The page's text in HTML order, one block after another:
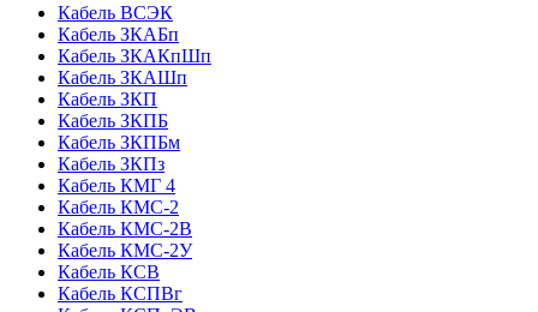
Кабель ВСЭК
Кабель ЗКАБп
Кабель ЗКАКпШп
Кабель ЗКАШп
Кабель ЗКП
Кабель ЗКПБ
Кабель ЗКПБм
Кабель ЗКПз
Кабель КМГ 4
Кабель КМС-2
Кабель КМС-2В
Кабель КМС-2У
Кабель КСВ
Кабель КСПВг